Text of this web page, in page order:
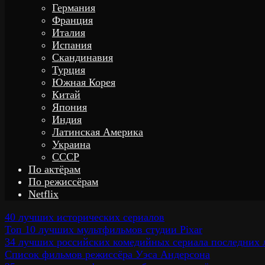
Германия
Франция
Италия
Испания
Скандинавия
Турция
Южная Корея
Китай
Япония
Индия
Латинская Америка
Украина
СССР
По актёрам
По режиссёрам
Netflix
40 лучших исторических сериалов
Топ 10 лучших мультфильмов студии Pixar
34 лучших российских комедийных сериала последних
Список фильмов режиссёра Уэса Андерсона